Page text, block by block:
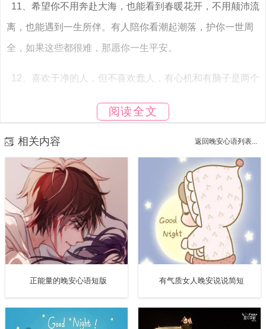
11、希望你不用奔赴大海，也能看到春暖花开，不用颠沛流
离，也能遇到一生所伴。有人陪你看潮起潮落，护你一世周
全，如果这些都很难，那愿你一生平安。
12、喜欢干净的人，但不喜欢蠢人，有心机和有脑子是两个
零;清除痛苦记忆，将压力归零。夜晚一刻，祝福升级，烦恼
归零。晚安，好梦!
14、做一个安静的女子，浅浅笑，轻轻唱;独处时，很安静;
人群中，不张扬;无论在何种状态下，都能保持一份恬淡的心
境。晚安!
太多，过去的事不要想，将来的事难预测;抛压力，丢烦恼，
阅读全文
相关内容 返回晚安心语列表...
正能量的晚安心语短版 有气质女人晚安说说简短